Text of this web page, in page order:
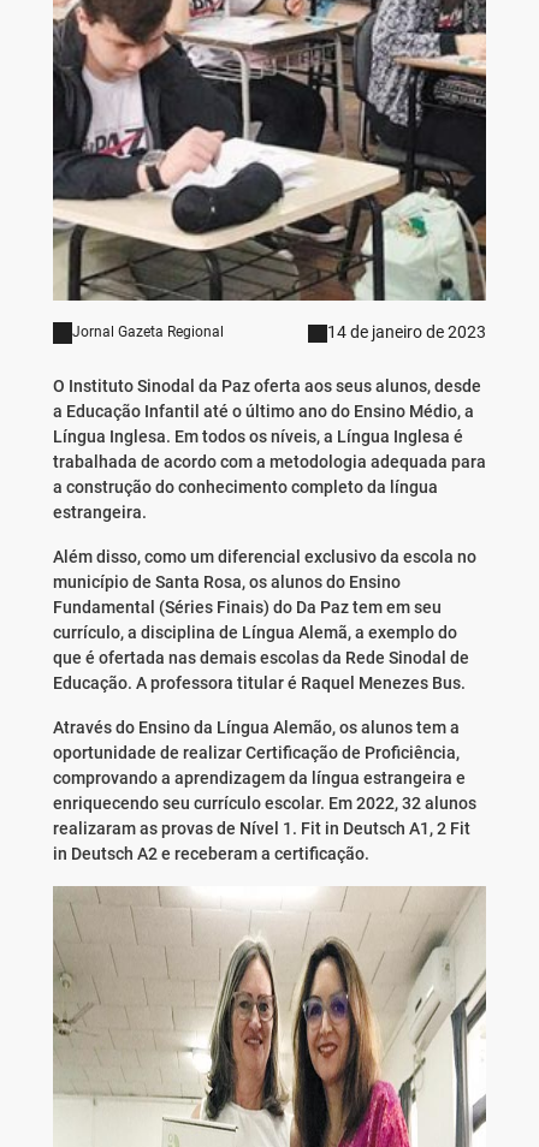
Jornal Gazeta Regional 14 de janeiro de 2023
O Instituto Sinodal da Paz oferta aos seus alunos, desde
a Educação Infantil até o último ano do Ensino Médio, a
Língua Inglesa. Em todos os níveis, a Língua Inglesa é
trabalhada de acordo com a metodologia adequada para
a construção do conhecimento completo da língua
estrangeira.
Além disso, como um diferencial exclusivo da escola no
município de Santa Rosa, os alunos do Ensino
Fundamental (Séries Finais) do Da Paz tem em seu
currículo, a disciplina de Língua Alemã, a exemplo do
que é ofertada nas demais escolas da Rede Sinodal de
Educação. A professora titular é Raquel Menezes Bus.
Através do Ensino da Língua Alemão, os alunos tem a
oportunidade de realizar Certificação de Proficiência,
comprovando a aprendizagem da língua estrangeira e
enriquecendo seu currículo escolar. Em 2022, 32 alunos
realizaram as provas de Nível 1. Fit in Deutsch A1, 2 Fit
in Deutsch A2 e receberam a certificação.